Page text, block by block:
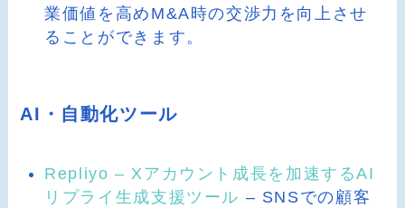
業価値を高めM&A時の交渉力を向上させ
ることができます。
AI・自動化ツール
Repliyo – Xアカウント成長を加速するAI
リプライ生成支援ツール – SNSでの顧客